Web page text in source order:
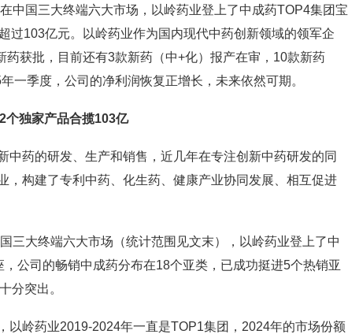
中国三大终端六大市场，以岭药业登上了中成药TOP4集团宝
过103亿元。以岭药业作为国内现代中药创新领域的领军企
药获批，目前还有3款新药（中+化）报产在审，10款新药
一季度，公司的净利润恢复正增长，未来依然可期。
个独家产品合揽103亿
中药的研发、生产和销售，近几年在专注创新中药研发的同
，构建了专利中药、化生药、健康产业协同发展、相互促进
三大终端六大市场（统计范围见文末），以岭药业登上了中
公司的畅销中成药分布在18个亚类，已成功挺进5个热销亚
分突出。
以岭药业2019-2024年一直是TOP1集团， 2024年的市场份额